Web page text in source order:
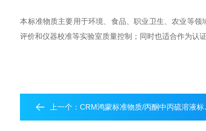
本标准物质主要用于环境、食品、职业卫生、农业等
评价和仪器校准等实验室质量控制；同时也适合作为认
上一个：CRM鸿蒙标准物质/丙酮中丙硫溶液标准物质100μg/mL1mL